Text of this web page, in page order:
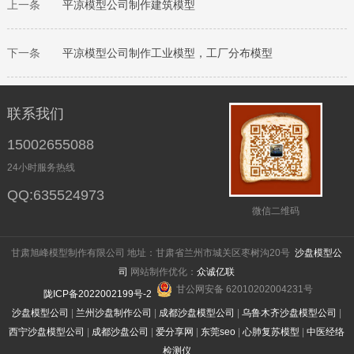
上一条 平凉模型公司制作建筑模型
下一条 平凉模型公司制作工业模型，工厂分布模型
联系我们
15002655088
24小时服务热线
QQ:635524973
微信二维码
甘肃旭峰模型制作有限公司 地址：甘肃省兰州市城关区枣树沟20号沙盘模型公
司 网站制作优化：众诚亿联
陇ICP备2022002199号-2
甘公网安备 62010202004231号
沙盘模型公司 兰州沙盘制作公司 成都沙盘模型公司 |乌鲁木齐沙盘模型公司
西宁沙盘模型公司
成都沙盘公司 |爱分享网 东莞seo |心肺复苏模型 |中医经络
检测仪